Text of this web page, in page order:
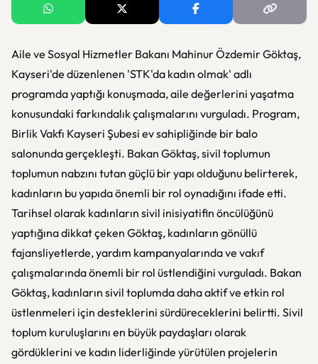
Aile ve Sosyal Hizmetler Bakanı Mahinur Özdemir Göktaş,
Kayseri'de düzenlenen 'STK'da kadın olmak' adlı
programda yaptığı konuşmada, aile değerlerini yaşatma
konusundaki farkındalık çalışmalarını vurguladı. Program,
Birlik Vakfı Kayseri Şubesi ev sahipliğinde bir balo
salonunda gerçekleşti. Bakan Göktaş, sivil toplumun
toplumun nabzını tutan güçlü bir yapı olduğunu belirterek,
kadınların bu yapıda önemli bir rol oynadığını ifade etti.
Tarihsel olarak kadınların sivil inisiyatifin öncülüğünü
yaptığına dikkat çeken Göktaş, kadınların gönüllü
fajansliyetlerde, yardım kampanyalarında ve vakıf
çalışmalarında önemli bir rol üstlendiğini vurguladı. Bakan
Göktaş, kadınların sivil toplumda daha aktif ve etkin rol
üstlenmeleri için desteklerini sürdüreceklerini belirtti. Sivil
toplum kuruluşlarını en büyük paydaşları olarak
gördüklerini ve kadın liderliğinde yürütülen projelerin